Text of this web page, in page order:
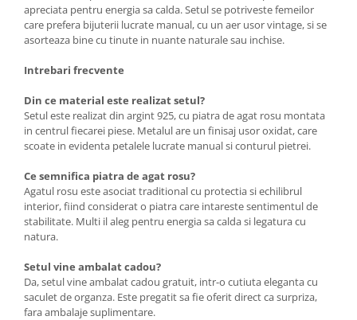
apreciata pentru energia sa calda. Setul se potriveste femeilor
care prefera bijuterii lucrate manual, cu un aer usor vintage, si se
asorteaza bine cu tinute in nuante naturale sau inchise.
Intrebari frecvente
Din ce material este realizat setul?
Setul este realizat din argint 925, cu piatra de agat rosu montata
in centrul fiecarei piese. Metalul are un finisaj usor oxidat, care
scoate in evidenta petalele lucrate manual si conturul pietrei.
Ce semnifica piatra de agat rosu?
Agatul rosu este asociat traditional cu protectia si echilibrul
interior, fiind considerat o piatra care intareste sentimentul de
stabilitate. Multi il aleg pentru energia sa calda si legatura cu
natura.
Setul vine ambalat cadou?
Da, setul vine ambalat cadou gratuit, intr-o cutiuta eleganta cu
saculet de organza. Este pregatit sa fie oferit direct ca surpriza,
fara ambalaje suplimentare.